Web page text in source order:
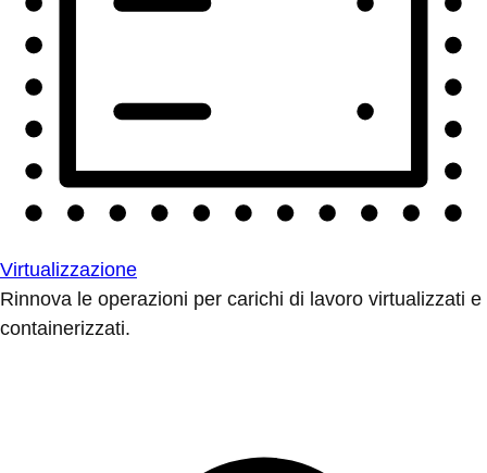
Virtualizzazione
Rinnova le operazioni per carichi di lavoro virtualizzati e
containerizzati.